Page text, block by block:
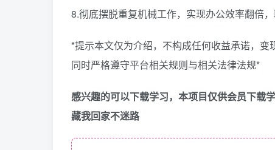
8.彻底摆脱重复机械工作，实现办公效率翻倍
*提示本文仅为介绍，不构成任何收益承诺，变
同时严格遵守平台相关规则与相关法律法规*
感兴趣的可以下载学习，本项目仅供会员下载
藏我回家不迷路